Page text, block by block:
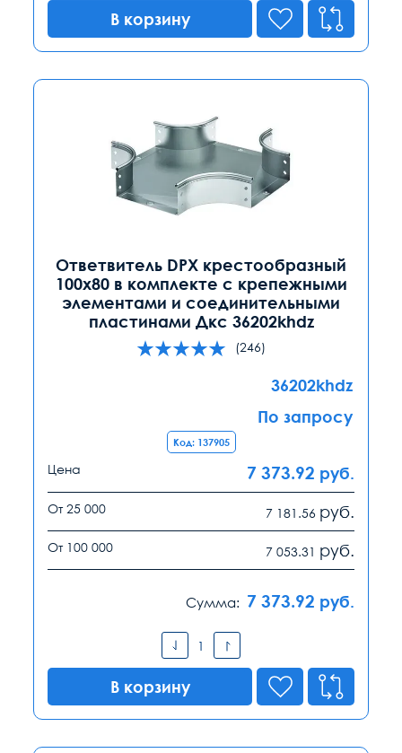
В корзину
Ответвитель DPX крестообразный
100х80 в комплекте с крепежными
элементами и соединительными
пластинами Дкс 36202khdz
(246)
36202khdz
По запросу
Код: 137905
Цена 7 373.92 руб.
От 25 000 7 181.56 руб.
От 100 000 7 053.31 руб.
Сумма: 7 373.92 руб.
В корзину